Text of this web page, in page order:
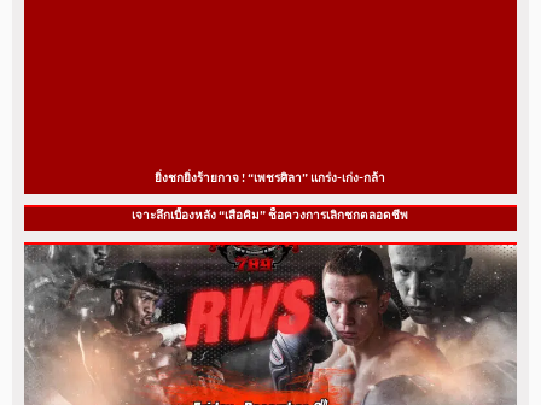
ยิ่งชกยิ่งร้ายกาจ ! “เพชรศิลา” แกร่ง-เก่ง-กล้า
เจาะลึกเบื้องหลัง “เสือคิม” ช็อควงการเลิกชกตลอดชีพ